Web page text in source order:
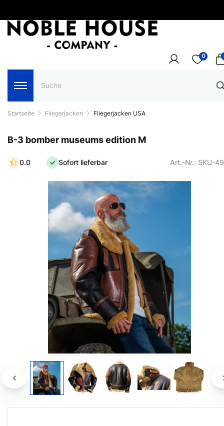
0
Startseite Fliegerjacken Fliegerjacken USA
B-3 bomber museums edition M
0.0 Sofort lieferbar Art.-Nr.: SKU-